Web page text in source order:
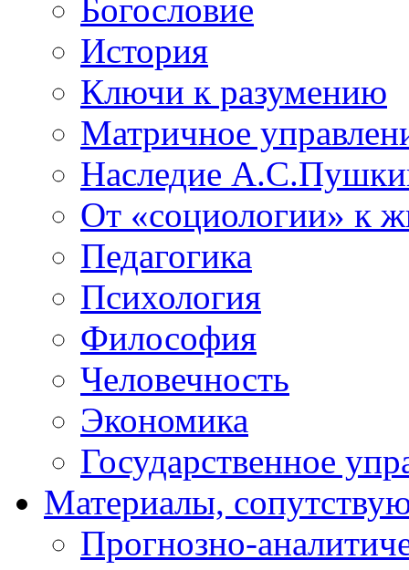
Богословие
История
Ключи к разумению
Матричное
Наследие
От «социологии» к
Педагогика
Психология
Философия
Человечность
Экономика
Государственное
Материалы,
Прогнозно-